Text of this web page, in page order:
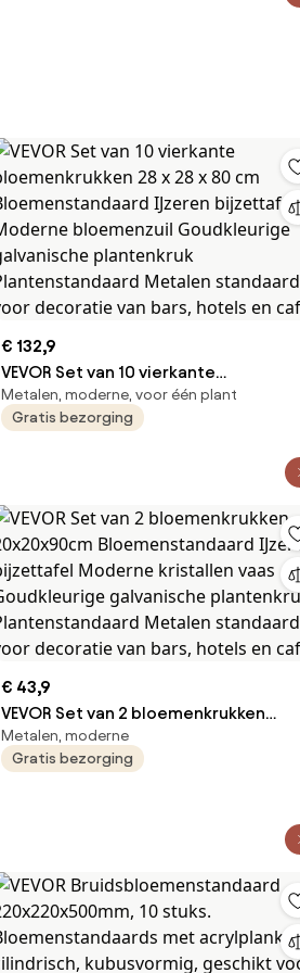
€ 132,9
VEVOR Set van 10 vierkante
bloemenkrukken 28 x 28 x 80 cm
Bloemenstandaard IJzeren bijzettafel
Plantenstandaard Metalen standaard
voor decoratie van bars, hotels en
cafés
Metalen, moderne, voor één plant
Gratis bezorging
€ 43,9
VEVOR Set van 2 bloemenkrukken
20x20x90cm Bloemenstandaard
IJzeren bijzettafel Moderne kristallen
hotels en cafés
Metalen, moderne
Gratis bezorging